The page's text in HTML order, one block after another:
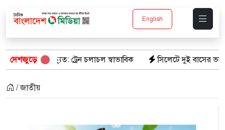
English
দেশজুড়ে
ট্রেন চলাচল স্বাভাবিক সিলেটে দুই বাসের ভয়াবহ সংঘর্ষ: ঝরে
/ জাতীয়